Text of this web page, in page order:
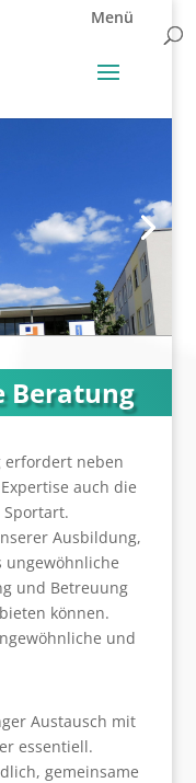
Beratung
erfordert neben
auch die
Ausbildung,
und Betreuung
können.
und
Austausch mit
essentiell.
gemeinsame